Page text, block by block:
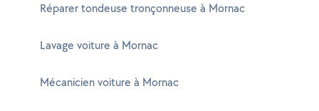
Réparer tondeuse tronçonneuse à Mornac
Lavage voiture à Mornac
Mécanicien voiture à Mornac